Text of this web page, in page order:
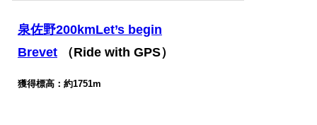
泉佐野200kmLet’s begin
Brevet （Ride with GPS）
獲得標高：約1751m